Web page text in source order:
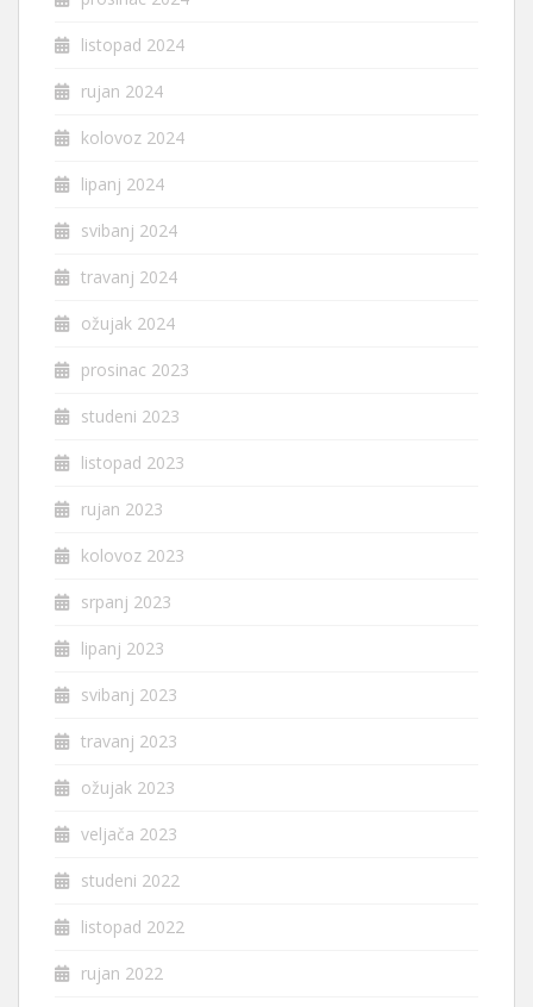
listopad 2024
rujan 2024
kolovoz 2024
lipanj 2024
svibanj 2024
travanj 2024
ožujak 2024
prosinac 2023
studeni 2023
listopad 2023
rujan 2023
kolovoz 2023
srpanj 2023
lipanj 2023
svibanj 2023
travanj 2023
ožujak 2023
veljača 2023
studeni 2022
listopad 2022
rujan 2022